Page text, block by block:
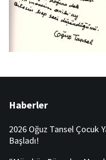
Haberler
2026 Oğuz Tansel Çocuk
Başladı!